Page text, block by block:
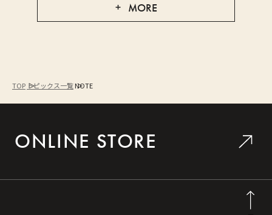
MORE
TOP トピックス一覧NOTE
ONLINE STORE